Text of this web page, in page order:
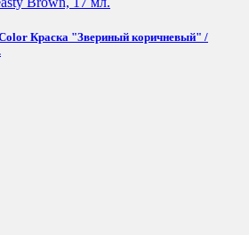
Краска "Звериный коричневый" /